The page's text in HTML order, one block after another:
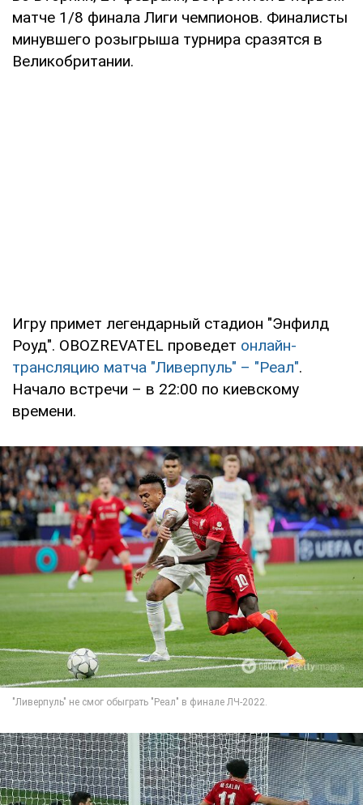
матче 1/8 финала Лиги чемпионов. Финалисты
минувшего розыгрыша турнира сразятся в
Великобритании.
Игру примет легендарный стадион "Энфилд
Роуд". OBOZREVATEL проведет онлайн-
трансляцию матча "Ливерпуль" – "Реал".
Начало встречи – в 22:00 по киевскому
времени.